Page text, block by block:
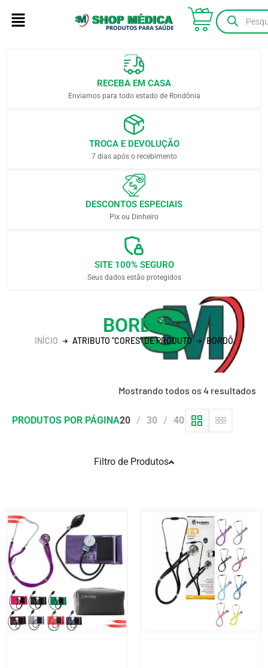
RECEBA EM CASA
Enviamos para todo estado de Rondônia
TROCA E DEVOLUÇÃO
7 dias após o recebimento
DESCONTOS ESPECIAIS
Pix ou Dinheiro
SITE 100% SEGURO
Seus dados estão protegidos
BORDÔ
INÍCIO ATRIBUTO "CORES" DE PRODUTO BORDÔ
Mostrando todos os 4 resultados
PRODUTOS POR PÁGINA20 30 40
Filtro de Produtos